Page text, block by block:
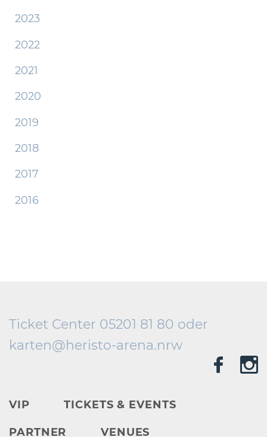
2023
2022
2021
2020
2019
2018
2017
2016
Ticket Center 05201 81 80 oder
karten@heristo-arena.nrw
VIP TICKETS & EVENTS
PARTNER VENUES